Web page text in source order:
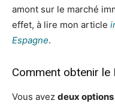
amont sur le marché
effet, à lire mon article
Espagne.
Comment obtenir le
Vous avez deux options